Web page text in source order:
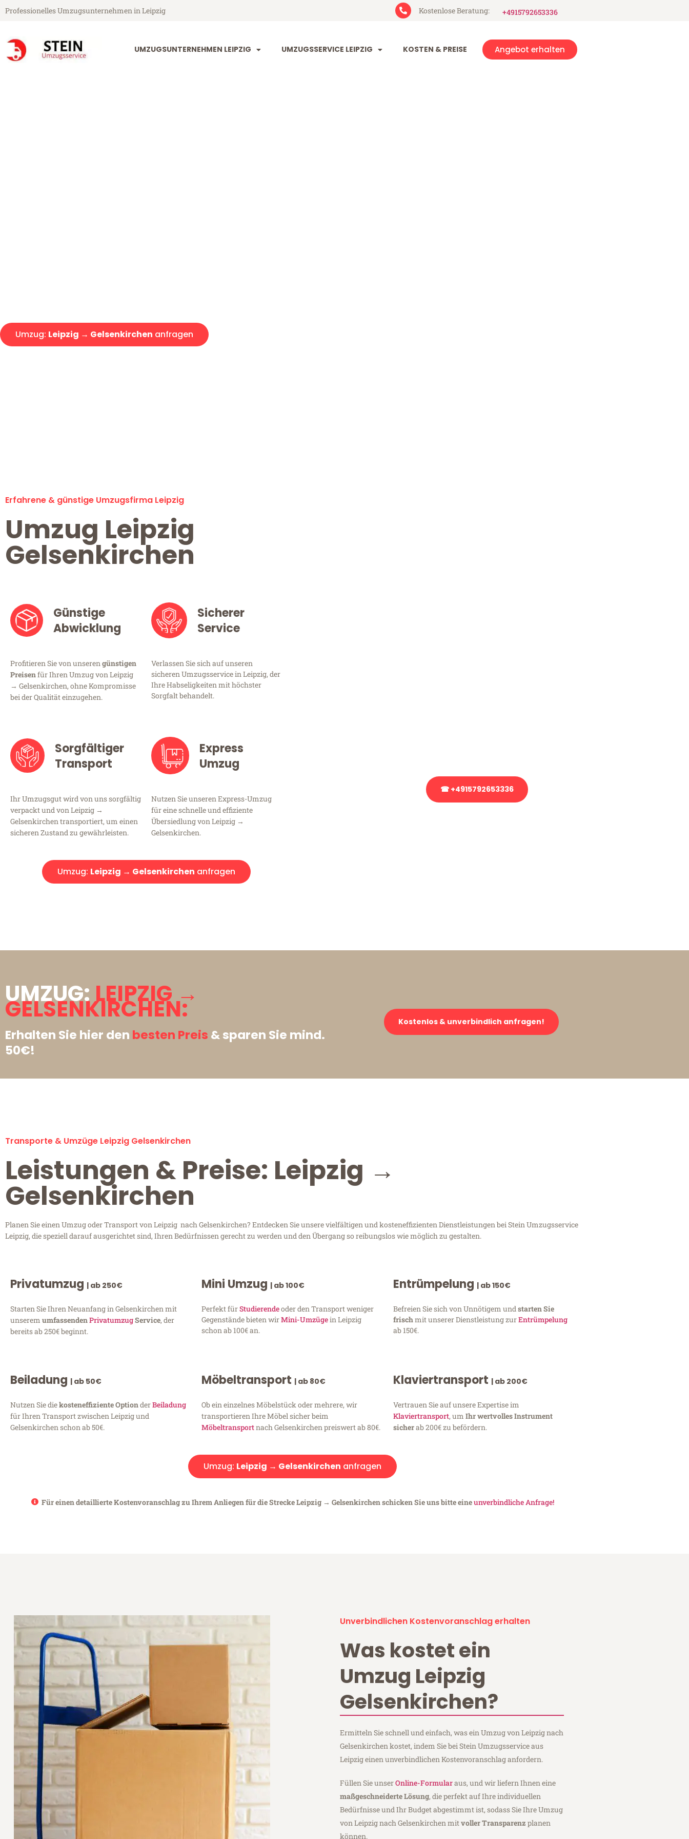
Professionelles Umzugsunternehmen in Leipzig Kostenlose Beratung: +4915792653336
UMZUGSUNTERNEHMEN LEIPZIG UMZUGSSERVICE LEIPZIG KOSTEN & PREISE Angebot erhalten
Umzug: Leipzig → Gelsenkirchen anfragen
Erfahrene & günstige Umzugsfirma Leipzig
Umzug Leipzig
Gelsenkirchen
Günstige
Abwicklung
Profitieren Sie von unserengünstigen
Preisenfür Ihren Umzug von Leipzig
→ Gelsenkirchen, ohne Kompromisse
bei der Qualität einzugehen.
Sicherer
Service
Verlassen Sie sich auf unseren
sicheren Umzugsservice in Leipzig, der
Ihre Habseligkeiten mit höchster
Sorgfalt behandelt.
Sorgfältiger
Transport
Ihr Umzugsgut wird von uns sorgfältig
verpackt und von Leipzig →
Gelsenkirchen transportiert, um einen
sicheren Zustand zu gewährleisten.
Express
Umzug
Nutzen Sie unseren Express-Umzug
für eine schnelle und effiziente
Übersiedlung von Leipzig →
Gelsenkirchen.
Umzug: Leipzig → Gelsenkirchen anfragen
☎ +4915792653336
UMZUG:LEIPZIG →
GELSENKIRCHEN:
Erhalten Sie hier den besten Preis & sparen Sie mind.
50€!
Kostenlos & unverbindlich anfragen!
Transporte & Umzüge Leipzig Gelsenkirchen
Leistungen & Preise: Leipzig →
Gelsenkirchen
Planen Sie einen Umzug oder Transport von Leipzig nach Gelsenkirchen? Entdecken Sie unsere vielfältigen und kosteneffizienten Dienstleistungen bei Stein Umzugsservice
Leipzig, die speziell darauf ausgerichtet sind, Ihren Bedürfnissen gerecht zu werden und den Übergang so reibungslos wie möglich zu gestalten.
Privatumzug | ab 250€
Starten Sie Ihren Neuanfang in Gelsenkirchen mit
unserem umfassendenPrivatumzugService, der
bereits ab 250€ beginnt.
Mini Umzug | ab 100€
Perfekt fürStudierendeoder den Transport weniger
Gegenstände bieten wirMini-Umzügein Leipzig
schon ab 100€ an.
Entrümpelung | ab 150€
Befreien Sie sich von Unnötigem und starten Sie
frischmit unserer Dienstleistung zurEntrümpelung
ab 150€.
Beiladung | ab 50€
Nutzen Sie diekosteneffiziente OptionderBeiladung
für Ihren Transport zwischen Leipzig und
Gelsenkirchen schon ab 50€.
Möbeltransport | ab 80€
Ob ein einzelnes Möbelstück oder mehrere, wir
transportieren Ihre Möbel sicher beim
Möbeltransportnach Gelsenkirchen preiswert ab 80€.
Klaviertransport | ab 200€
Vertrauen Sie auf unsere Expertise im
Klaviertransport, um Ihr wertvolles Instrument
sicherab 200€ zu befördern.
Umzug: Leipzig → Gelsenkirchen anfragen
Für einen detaillierte Kostenvoranschlag zu Ihrem Anliegen für die Strecke Leipzig → Gelsenkirchen schicken Sie uns bitte eineunverbindliche Anfrage!
Unverbindlichen Kostenvoranschlag erhalten
Was kostet ein
Umzug Leipzig
Gelsenkirchen?
Ermitteln Sie schnell und einfach, was ein Umzug von Leipzig nach
Gelsenkirchen kostet, indem Sie bei Stein Umzugsservice aus
Leipzig einen unverbindlichen Kostenvoranschlag anfordern.
Füllen Sie unserOnline-Formularaus, und wir liefern Ihnen eine
maßgeschneiderte Lösung, die perfekt auf Ihre individuellen
Bedürfnisse und Ihr Budget abgestimmt ist, sodass Sie Ihre Umzug
von Leipzig nach Gelsenkirchen mitvoller Transparenz planen
können.